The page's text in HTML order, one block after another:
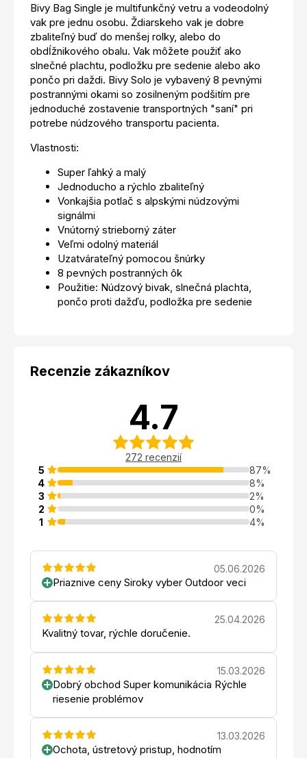
Bivy Bag Single je multifunkčný vetru a vodeodolný
vak pre jednu osobu. Ždiarskeho vak je dobre
zbaliteľný buď do menšej rolky, alebo do
obdĺžnikového obalu. Vak môžete použiť ako
slnečné plachtu, podložku pre sedenie alebo ako
pončo pri daždi. Bivy Solo je vybavený 8 pevnými
postrannými okami so zosilneným podšitím pre
jednoduché zostavenie transportných "saní" pri
potrebe núdzového transportu pacienta.
Vlastnosti:
Super ľahký a malý
Jednoducho a rýchlo zbaliteľný
Vonkajšia potlač s alpskými núdzovými
signálmi
Vnútorný strieborný záter
Veľmi odolný materiál
Uzatvárateľný pomocou šnúrky
8 pevných postranných ôk
Použitie: Núdzový bivak, slnečná plachta,
pončo proti dažďu, podložka pre sedenie
Recenzie zákazníkov
4.7
272 recenzií
5
87%
4
8%
3
2%
2
0%
1
4%
05.06.2026
Priaznive ceny Siroky vyber Outdoor veci
25.04.2026
Kvalitný tovar, rýchle doručenie.
15.03.2026
Dobrý obchod Super komunikácia Rýchle
riesenie problémov
13.03.2026
Ochota, ústretový pristup, hodnotím